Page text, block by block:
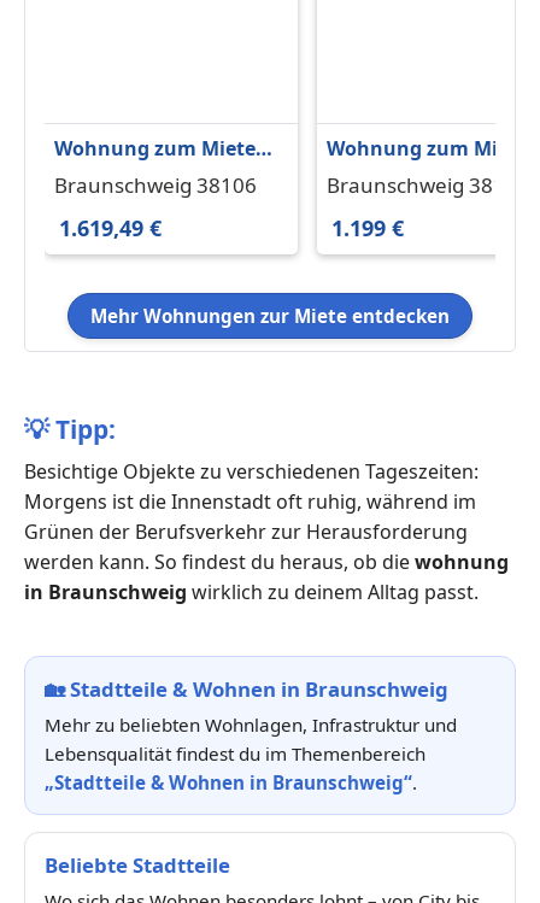
Wohnung zum Mieten
in Braunschweig
Braunschweig 38106
1.619,49 €
Wohnung zum Mieten
in Braunschweig
Braunschweig 38114
1.199 €
Mehr Wohnungen zur Miete entdecken
💡Tipp:
Besichtige Objekte zu verschiedenen Tageszeiten:
Morgens ist die Innenstadt oft ruhig, während im
Grünen der Berufsverkehr zur Herausforderung
werden kann. So findest du heraus, ob diewohnung
in Braunschweig wirklich zu deinem Alltag passt.
🏡Stadtteile & Wohnen in Braunschweig
Mehr zu beliebten Wohnlagen, Infrastruktur und
Lebensqualität findest du im Themenbereich
„Stadtteile & Wohnen in Braunschweig“.
Beliebte Stadtteile